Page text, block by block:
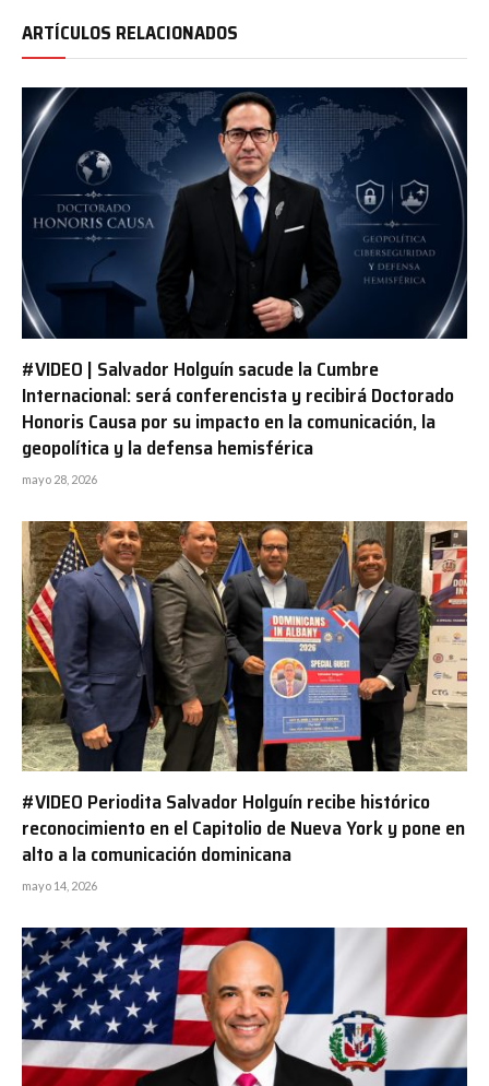
ARTÍCULOS RELACIONADOS
#VIDEO | Salvador Holguín sacude la Cumbre
Internacional: será conferencista y recibirá Doctorado
Honoris Causa por su impacto en la comunicación, la
geopolítica y la defensa hemisférica
mayo 28, 2026
#VIDEO Periodita Salvador Holguín recibe histórico
reconocimiento en el Capitolio de Nueva York y pone en
alto a la comunicación dominicana
mayo 14, 2026